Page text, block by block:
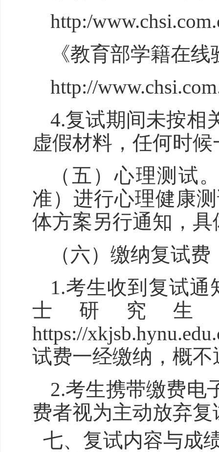
http:/
《教育部学籍在
http://
4.复试期间未按相
虚假材料，任何时
（五）心理测试
准）进行心理健康
体方案另行通知，
（六）缴纳复试费
1.考生收到复试通
士研究
https://
试费一经缴纳，概不
2.考生携带缴费电
费者视为主动放弃复
七、复试内容与成